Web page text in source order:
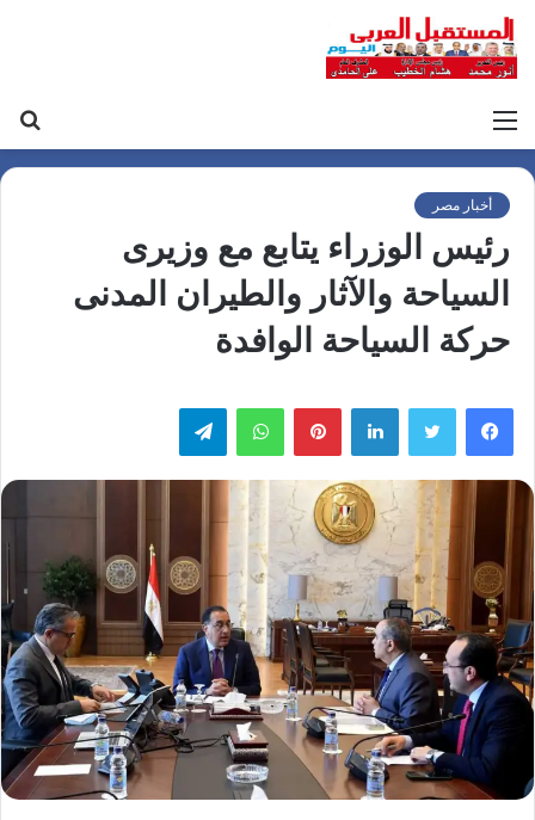
أخبار مصر
رئيس الوزراء يتابع مع وزيرى
السياحة والآثار والطيران المدنى
حركة السياحة الوافدة
لينكدإن بينتيريست واتساب